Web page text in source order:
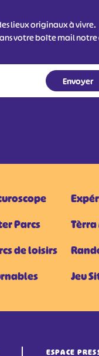
lieux originaux à vivre.
votre boîte mail notre
Parcs
de loisirs
Jeu
ESPACE